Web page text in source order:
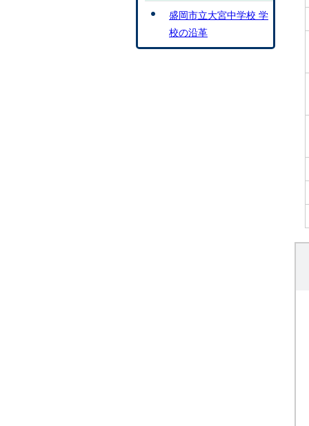
盛岡市立大宮中学校 学
校の沿革